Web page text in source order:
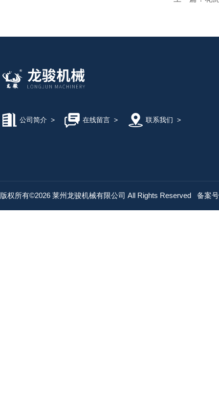
公司简介 > 在线留言> 联系我们 >
版权所有©2026 莱州龙骏机械有限公司 All Rights Reserved 备案